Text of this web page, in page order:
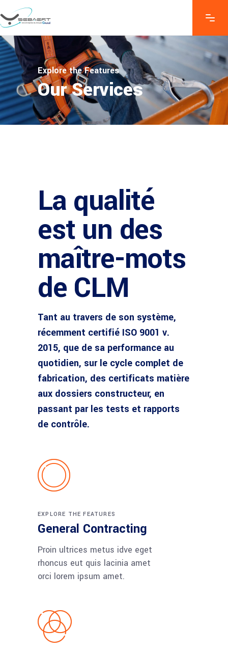
Explore the Features
Our Services
La qualité
est un des
maître-mots
de CLM
Tant au travers de son système,
récemment certifié ISO 9001 v.
2015, que de sa performance au
quotidien, sur le cycle complet de
fabrication, des certificats matière
aux dossiers constructeur, en
passant par les tests et rapports
de contrôle.
EXPLORE THE FEATURES
General Contracting
Proin ultrices metus idve eget
rhoncus eut quis lacinia amet
orci lorem ipsum amet.